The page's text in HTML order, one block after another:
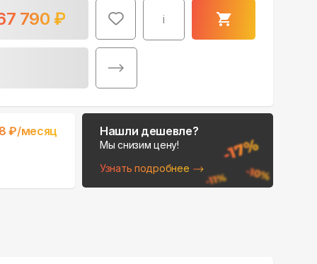
Поможем выбрать
место для монтажа:
В Telegram
790 ₽ i
₽/месяц Нашли дешевле?
Мы снизим цену!
Узнать подробнее